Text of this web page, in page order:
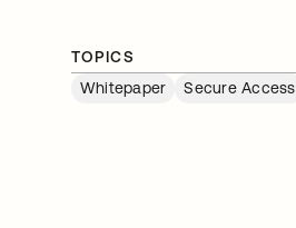
TOPICS
Whitepaper
Secure Access